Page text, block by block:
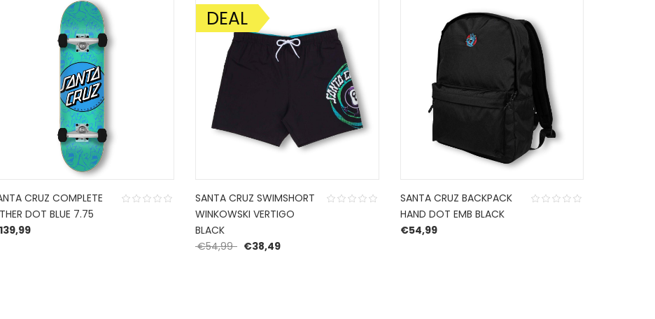
CRUZ COMPLETE
DOT BLUE 7.75
AANBIEDING!
DEAL
SANTA CRUZ SWIMSHORT
WINKOWSKI VERTIGO
BLACK
€54,99 Oorspronkelijke prijs was: €54,99.
€38,49
SANTA CRUZ BACKPACK
HAND DOT EMB BLACK
€54,99